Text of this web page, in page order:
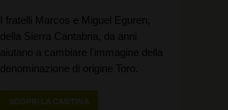
I fratelli Marcos e Miguel Eguren,
della Sierra Cantabria, da anni
aiutano a cambiare l'immagine della
denominazione di origine Toro.
SCOPRI LA CANTINA